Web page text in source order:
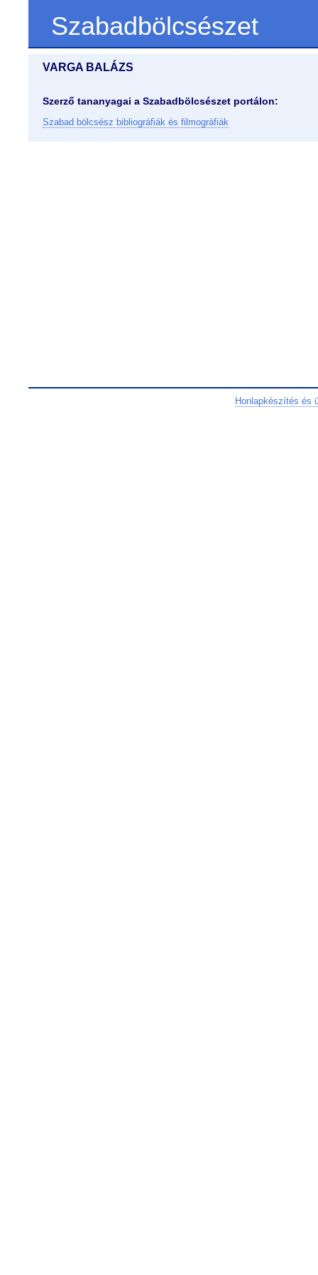
Szabadbölcsészet
VARGA BALÁZS
Szerző tananyagai a Szabadbölcsészet portálon:
Szabad bölcsész bibliográfiák és filmográfiák
Honlapkészítés és